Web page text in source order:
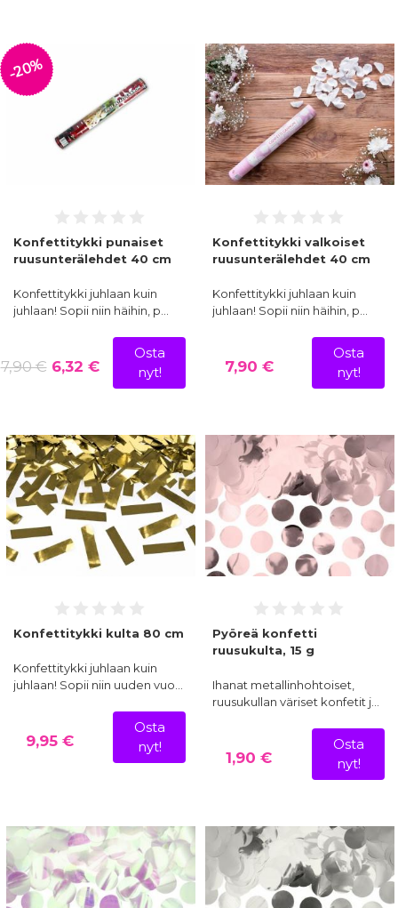
-20%
Konfettitykki punaiset
ruusunterälehdet 40 cm
Konfettitykki juhlaan kuin
juhlaan! Sopii niin häihin, p…
7,90 €6,32 €
Osta
nyt!
Konfettitykki valkoiset
ruusunterälehdet 40 cm
Konfettitykki juhlaan kuin
juhlaan! Sopii niin häihin, p…
7,90 €
Osta
nyt!
Konfettitykki kulta 80 cm
Konfettitykki juhlaan kuin
juhlaan! Sopii niin uuden vuo…
9,95 €
Osta
nyt!
Pyöreä konfetti
ruusukulta, 15 g
Ihanat metallinhohtoiset,
ruusukullan väriset konfetit j…
1,90 €
Osta
nyt!